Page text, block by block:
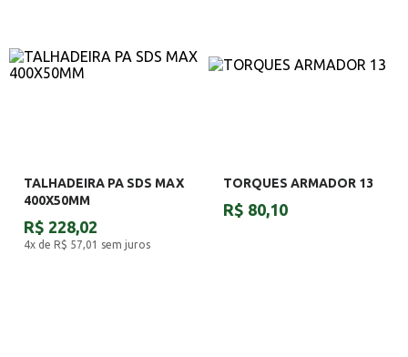
TALHADEIRA PA SDS MAX
400X50MM
R$ 228,02
4x de R$ 57,01 sem juros
TORQUES ARMADOR 13
R$ 80,10